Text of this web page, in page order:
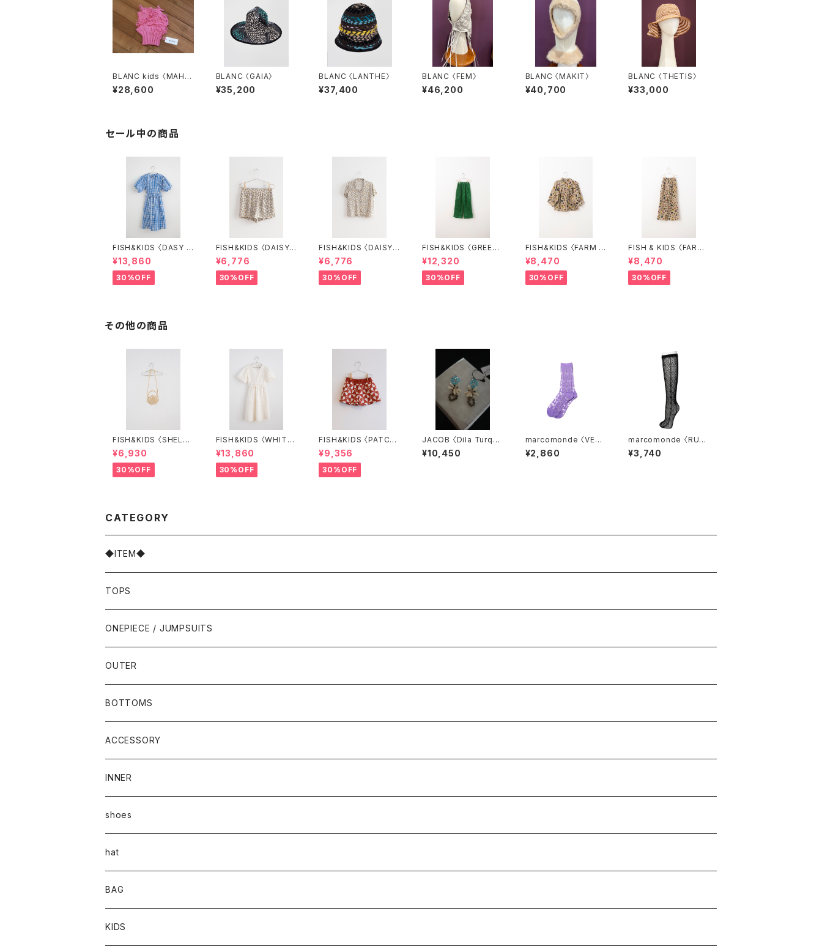
BLANC kids 〈MAHO
NIA〉
¥28,600
BLANC 〈GAIA〉
¥35,200
BLANC 〈LANTHE〉
¥37,400
BLANC 〈FEM〉
¥46,200
BLANC 〈MAKIT〉
¥40,700
BLANC 〈THETIS〉
¥33,000
セール中の商品
FISH&KIDS 〈DASY F
LOWERS DRESS〉
¥13,860
30%OFF
FISH&KIDS 〈DAISY F
LOWER SHORT〉
¥6,776
30%OFF
FISH&KIDS 〈DAISY F
LOWER SHIRT〉
¥6,776
30%OFF
FISH&KIDS 〈GREEN
COURDORY〉
¥12,320
30%OFF
FISH&KIDS 〈FARM B
LOUSE〉
¥8,470
30%OFF
FISH & KIDS 〈FARM
PANTS〉
¥8,470
30%OFF
その他の商品
FISH&KIDS 〈SHELL
BAG〉
¥6,930
30%OFF
FISH&KIDS 〈WHITE
FLOWERS DRESS〉
¥13,860
30%OFF
FISH&KIDS 〈PATCH
WORK SHORT〉
¥9,356
30%OFF
JACOB 〈Dila Turquo
ise〉7
¥10,450
marcomonde 〈VENI
CE pattern〉06
¥2,860
marcomonde 〈RUS
SELL SOCKS〉
¥3,740
CATEGORY
◆ITEM◆
TOPS
ONEPIECE / JUMPSUITS
OUTER
BOTTOMS
ACCESSORY
INNER
shoes
hat
BAG
KIDS